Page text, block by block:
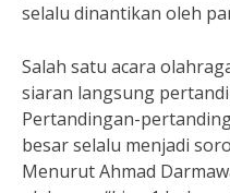
selalu dinantikan oleh
Salah satu acara
siaran langsung
Pertandingan-
besar selalu menjadi
Menurut Ahmad